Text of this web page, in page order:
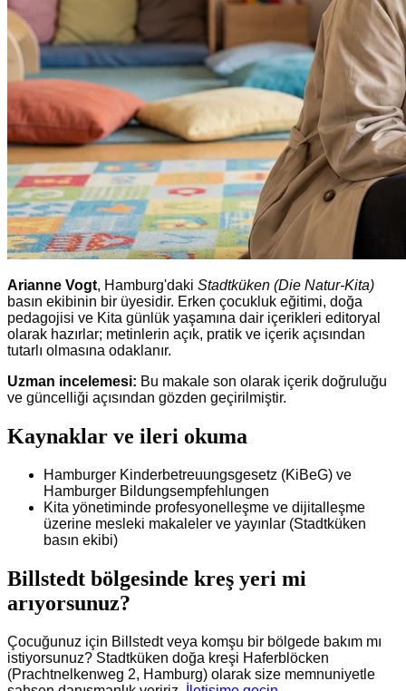
Arianne Vogt, Hamburg'daki Stadtküken (Die Natur-Kita)
basın ekibinin bir üyesidir. Erken çocukluk eğitimi, doğa
pedagojisi ve Kita günlük yaşamına dair içerikleri editoryal
olarak hazırlar; metinlerin açık, pratik ve içerik açısından
tutarlı olmasına odaklanır.
Uzman incelemesi: Bu makale son olarak içerik doğruluğu
ve güncelliği açısından gözden geçirilmiştir.
Kaynaklar ve ileri okuma
Hamburger Kinderbetreuungsgesetz (KiBeG) ve
Hamburger Bildungsempfehlungen
Kita yönetiminde profesyonelleşme ve dijitalleşme
üzerine mesleki makaleler ve yayınlar (Stadtküken
basın ekibi)
Billstedt bölgesinde kreş yeri mi
arıyorsunuz?
Çocuğunuz için Billstedt veya komşu bir bölgede bakım mı
istiyorsunuz? Stadtküken doğa kreşi Haferblöcken
(Prachtnelkenweg 2, Hamburg) olarak size memnuniyetle